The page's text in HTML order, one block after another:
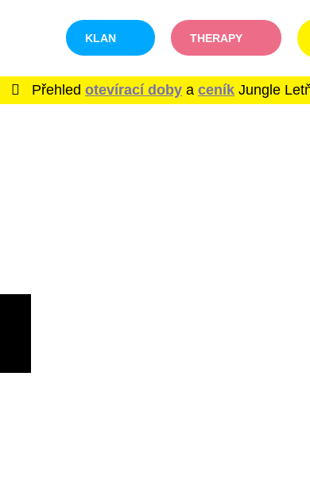
KLAN THERAPY
Přehled otevírací doby a ceník Jungle